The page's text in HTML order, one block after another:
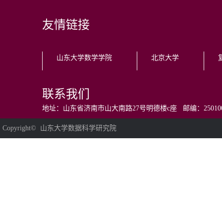
友情链接
山东大学数学学院 北京大学
联系我们
地址：山东省济南市山大南路27号明德楼c座 邮编：
Copyright© 山东大学数据科学研究院